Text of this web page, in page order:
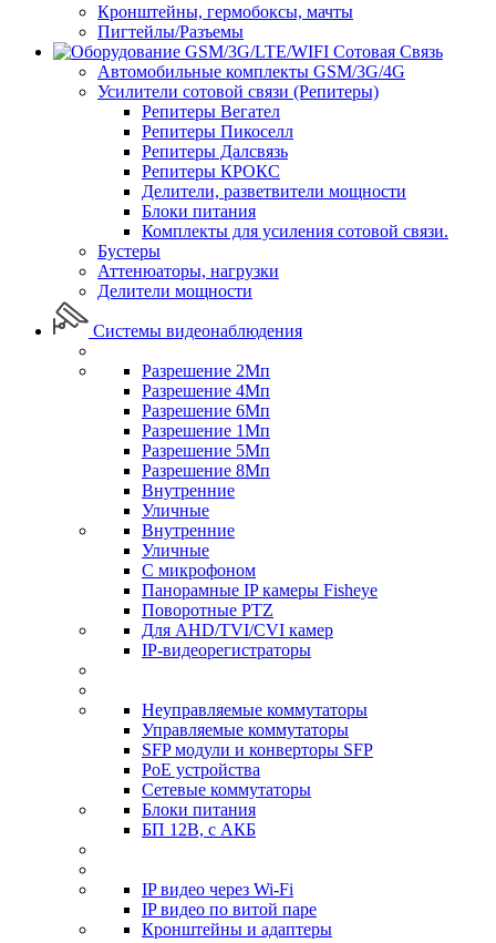
Кронштейны, гермобоксы, мачты
Пигтейлы/Разъемы
Сотовая Связь
Автомобильные комплекты GSM/3G/4G
Усилители сотовой связи (Репитеры)
Репитеры Вегател
Репитеры Пикоселл
Репитеры Далсвязь
Репитеры КРОКС
Делители, разветвители мощности
Блоки питания
Комплекты для усиления сотовой связи.
Бустеры
Аттенюаторы, нагрузки
Делители мощности
Системы видеонаблюдения
Разрешение 2Мп
Разрешение 4Мп
Разрешение 6Мп
Разрешение 1Мп
Разрешение 5Мп
Разрешение 8Мп
Внутренние
Уличные
Внутренние
Уличные
С микрофоном
Панорамные IP камеры Fisheye
Поворотные PTZ
Для AHD/TVI/CVI камер
IP-видеорегистраторы
Неуправляемые коммутаторы
Управляемые коммутаторы
SFP модули и конверторы SFP
PoE устройства
Сетевые коммутаторы
Блоки питания
БП 12В, с АКБ
IP видео через Wi-Fi
IP видео по витой паре
Кронштейны и адаптеры